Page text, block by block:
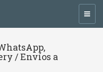
/ Envíos a